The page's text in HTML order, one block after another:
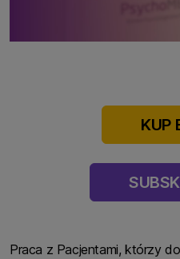
KUP
Praca z Pacjentami, którzy